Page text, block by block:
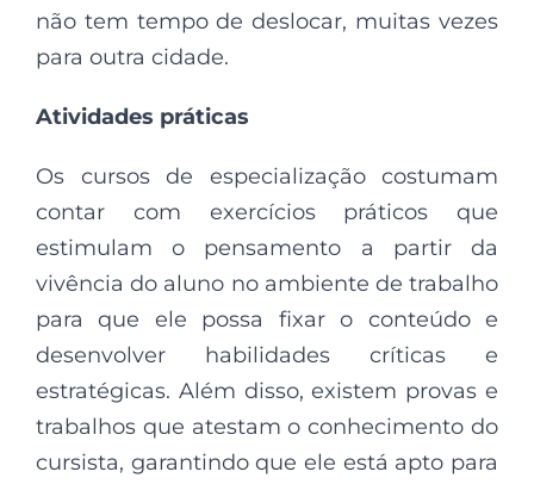
não tem tempo de deslocar, muitas vezes
para outra cidade.
Atividades práticas
Os cursos de especialização costumam
contar com exercícios práticos que
estimulam o pensamento a partir da
vivência do aluno no ambiente de trabalho
para que ele possa fixar o conteúdo e
desenvolver habilidades críticas e
estratégicas. Além disso, existem provas e
trabalhos que atestam o conhecimento do
cursista, garantindo que ele está apto para